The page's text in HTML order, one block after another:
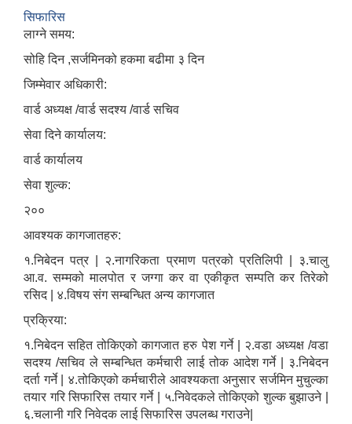
सिफारिस
लाग्ने समय:
सोहि दिन ,सर्जमिनको हकमा बढीमा ३ दिन
जिम्मेवार अधिकारी:
वार्ड अध्यक्ष /वार्ड सदश्य /वार्ड सचिव
सेवा दिने कार्यालय:
वार्ड कार्यालय
सेवा शुल्क:
२००
आवश्यक कागजातहरु:
१.निबेदन पत्र | २.नागरिकता प्रमाण पत्रको प्रतिलिपी | ३.चालु
आ.व. सम्मको मालपोत र जग्गा कर वा एकीकृत सम्पति कर तिरेको
रसिद | ४.विषय संग सम्बन्धित अन्य कागजात
प्रक्रिया:
१.निबेदन सहित तोकिएको कागजात हरु पेश गर्ने | २.वडा अध्यक्ष /वडा
सदश्य /सचिव ले सम्बन्धित कर्मचारी लाई तोक आदेश गर्ने | ३.निबेदन
दर्ता गर्ने | ४.तोकिएको कर्मचारीले आवश्यकता अनुसार सर्जमिन मुचुल्का
तयार गरि सिफारिस तयार गर्ने | ५.निवेदकले तोकिएको शुल्क बुझाउने |
६.चलानी गरि निवेदक लाई सिफारिस उपलब्ध गराउने|